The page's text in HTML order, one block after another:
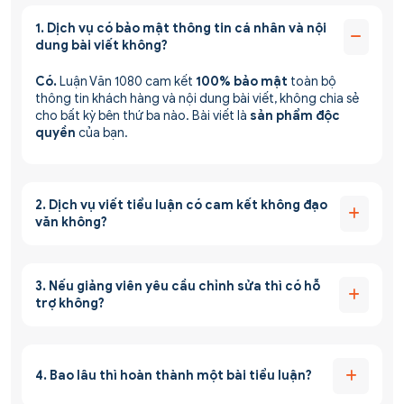
1. Dịch vụ có bảo mật thông tin cá nhân và nội
dung bài viết không?
Có. Luận Văn 1080 cam kết 100% bảo mật toàn bộ
thông tin khách hàng và nội dung bài viết, không chia sẻ
cho bất kỳ bên thứ ba nào. Bài viết là sản phẩm độc
quyền của bạn.
2. Dịch vụ viết tiểu luận có cam kết không đạo
văn không?
3. Nếu giảng viên yêu cầu chỉnh sửa thì có hỗ
trợ không?
4. Bao lâu thì hoàn thành một bài tiểu luận?